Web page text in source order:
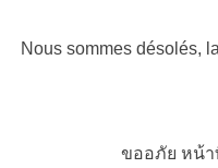
Nous sommes désolés,
ขออภัย หน้